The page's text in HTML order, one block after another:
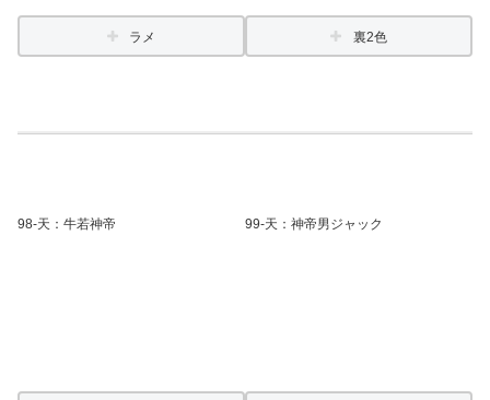
ラメ 裏2色
98-天 ：牛若神帝 99-天 ：神帝男ジャック